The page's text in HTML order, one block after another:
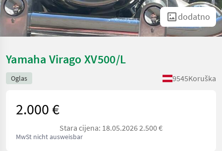
dodatno
Yamaha Virago XV500/L
Oglas 9545Koruška
2.000 €
Stara cijena: 18.05.2026 2.500 €
MwSt nicht ausweisbar